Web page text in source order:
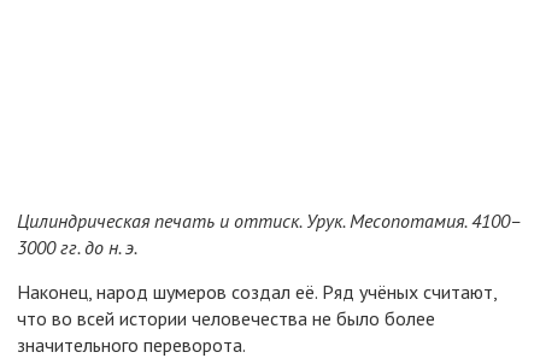
Цилиндрическая печать и оттиск. Урук. Месопотамия. 4100–
3000 гг. до н. э.
Наконец, народ шумеров создал её. Ряд учёных считают,
что во всей истории человечества не было более
значительного переворота.